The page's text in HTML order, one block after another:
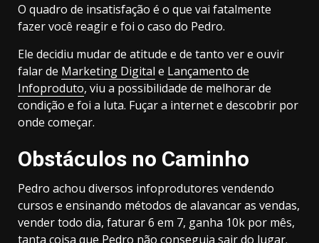
O quadro de insatisfação é o que vai fatalmente
fazer você reagir e foi o caso do Pedro.
Ele decidiu mudar de atitude e de tanto ver e ouvir
falar de Marketing Digital e Lançamento de
Infoproduto, viu a possibilidade de melhorar de
condição e foi a luta. Fuçar a internet e descobrir por
onde começar.
Obstáculos no Caminho
Pedro achou diversos infoprodutores vendendo
cursos e ensinando métodos de alavancar as vendas,
vender todo dia, faturar 6 em 7, ganha 10k por mês,
tanta coisa que Pedro não conseguia sair do lugar.